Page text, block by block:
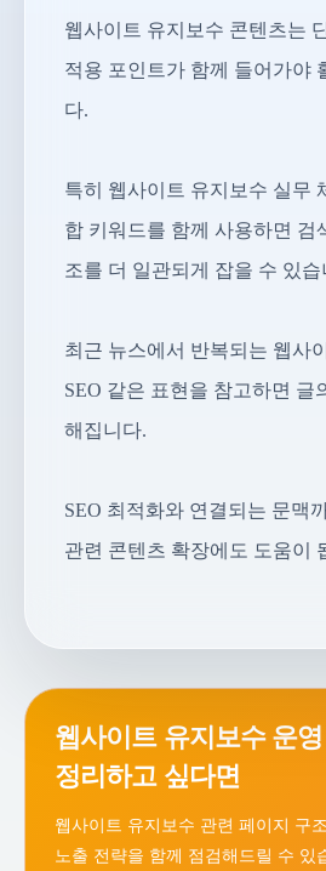
웹사이트 유지보수 콘텐츠는
적용 포인트가 함께 들어가야
다.
특히 웹사이트 유지보수 실무
합 키워드를 함께 사용하면 검
조를 더 일관되게 잡을 수 있습
최근 뉴스에서 반복되는 웹사
SEO 같은 표현을 참고하면 글
해집니다.
SEO 최적화와 연결되는 문맥
관련 콘텐츠 확장에도 도움이
웹사이트 유지보수 운영
정리하고 싶다면
웹사이트 유지보수 관련 페이지 구
노출 전략을 함께 점검해드릴 수 있